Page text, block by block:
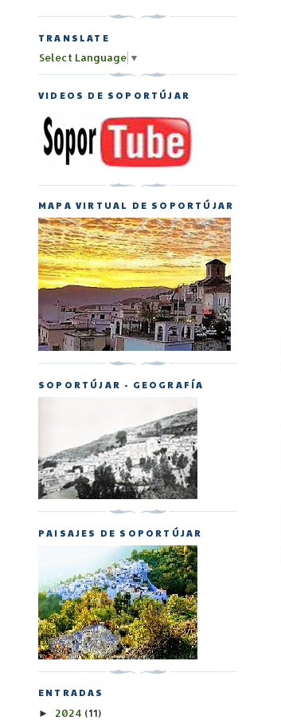
TRANSLATE
Select Language ▼
VIDEOS DE SOPORTÚJAR
MAPA VIRTUAL DE SOPORTÚJAR
SOPORTÚJAR - GEOGRAFÍA
PAISAJES DE SOPORTÚJAR
ENTRADAS
► 2024 (11)